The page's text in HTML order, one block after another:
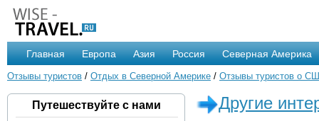
Главная Европа Азия Россия Северная Америка
Отзывы туристов / Отдых в Северной Америке / Отзывы туристов о
Путешествуйте с нами Другие